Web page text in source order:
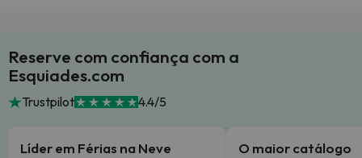
Reserve com confiança com a
Esquiades.com
Trustpilot 4.4/5
Líder em Férias na Neve O maior catálogo